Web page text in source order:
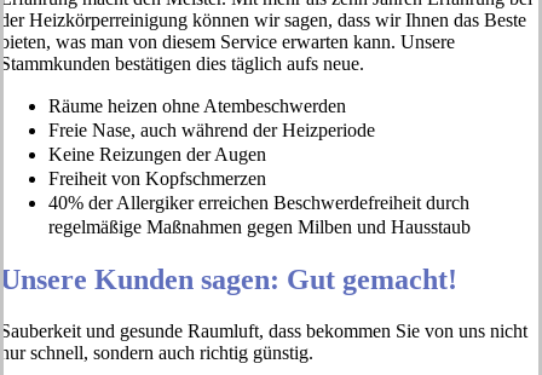
der Heizkörperreinigung können wir sagen, dass wir Ihnen das Beste
bieten, was man von diesem Service erwarten kann. Unsere
Stammkunden bestätigen dies täglich aufs neue.
Räume heizen ohne Atembeschwerden
Freie Nase, auch während der Heizperiode
Keine Reizungen der Augen
Freiheit von Kopfschmerzen
40% der Allergiker erreichen Beschwerdefreiheit durch
regelmäßige Maßnahmen gegen Milben und Hausstaub
Unsere Kunden sagen: Gut gemacht!
Sauberkeit und gesunde Raumluft, dass bekommen Sie von uns nicht
nur schnell, sondern auch richtig günstig.